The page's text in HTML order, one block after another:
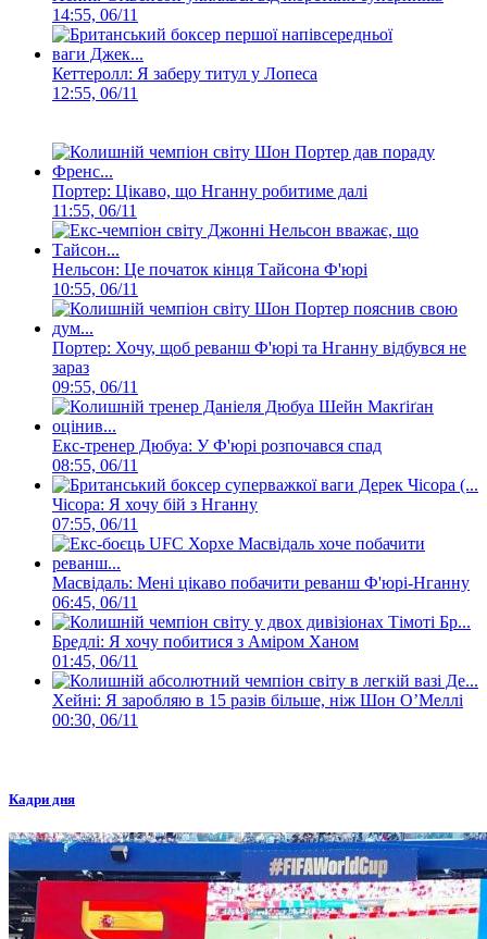
14:55, 06/11
Кеттеролл: Я заберу титул у Лопеса
12:55, 06/11
Портер: Цікаво, що Нганну робитиме далі
11:55, 06/11
Нельсон: Це початок кінця Тайсона Ф'юрі
10:55, 06/11
Портер: Хочу, щоб реванш Ф'юрі та Нганну відбувся не
зараз
09:55, 06/11
Екс-тренер Дюбуа: У Ф'юрі розпочався спад
08:55, 06/11
Чісора: Я хочу бій з Нганну
07:55, 06/11
Масвідаль: Мені цікаво побачити реванш Ф'юрі-Нганну
06:45, 06/11
Бредлі: Я хочу побитися з Аміром Ханом
01:45, 06/11
Хейні: Я заробляю в 15 разів більше, ніж Шон О’Меллі
00:30, 06/11
Кадри дня